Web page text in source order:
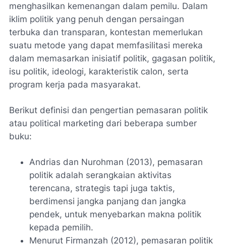
menghasilkan kemenangan dalam pemilu. Dalam
iklim politik yang penuh dengan persaingan
terbuka dan transparan, kontestan memerlukan
suatu metode yang dapat memfasilitasi mereka
dalam memasarkan inisiatif politik, gagasan politik,
isu politik, ideologi, karakteristik calon, serta
program kerja pada masyarakat.
Berikut definisi dan pengertian pemasaran politik
atau political marketing dari beberapa sumber
buku:
Andrias dan Nurohman (2013), pemasaran
politik adalah serangkaian aktivitas
terencana, strategis tapi juga taktis,
berdimensi jangka panjang dan jangka
pendek, untuk menyebarkan makna politik
kepada pemilih.
Menurut Firmanzah (2012), pemasaran politik